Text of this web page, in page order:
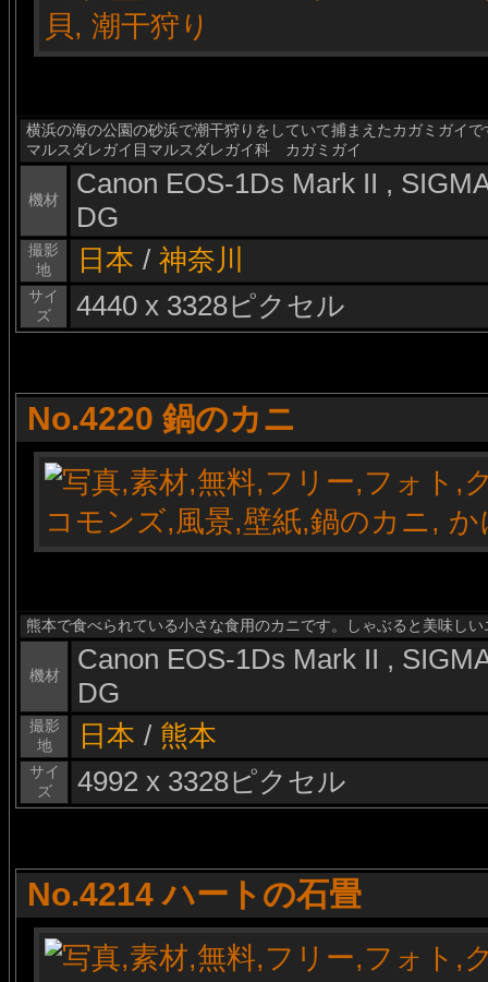
横浜の海の公園の砂浜で潮干狩りをしていて捕まえたカガミガイ
マルスダレガイ目マルスダレガイ科 カガミガイ
機材
Canon EOS-1Ds Mark II ,
DG
撮影
地
日本 / 神奈川
サイ
ズ
4440 x 3328ピクセル
No.4220 鍋のカニ
熊本で食べられている小さな食用のカニです。しゃぶると美味し
機材
Canon EOS-1Ds Mark II ,
DG
撮影
地
日本 / 熊本
サイ
ズ
4992 x 3328ピクセル
No.4214 ハートの石畳